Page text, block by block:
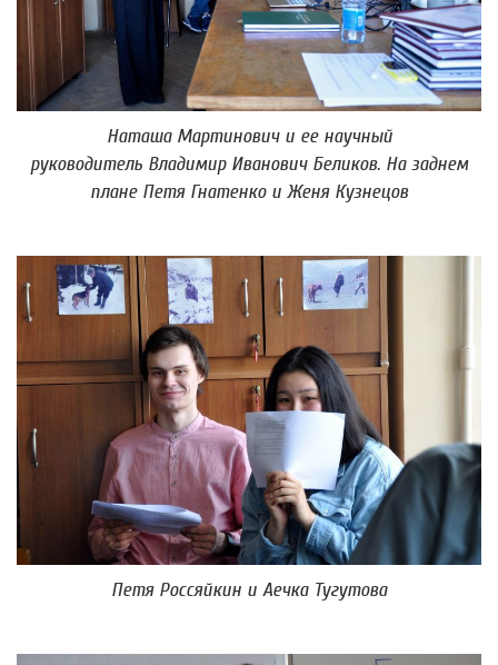
Наташа Мартинович и ее научный
руководитель Владимир Иванович Беликов. На заднем
плане Петя Гнатенко и Женя Кузнецов
Петя Россяйкин и Аечка Тугутова